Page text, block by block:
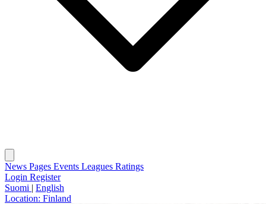
News Pages Events Leagues Ratings
Login Register
Suomi | English
Location: Finland